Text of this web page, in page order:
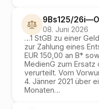
9Bs125/26i—
08. Juni 2026
…1 StGB zu einer
zur Zahlung eines
EUR 150,00 an B*
MedienG zum Ersatz
verurteilt. Vom
4. Jänner 2021 über
Monaten…